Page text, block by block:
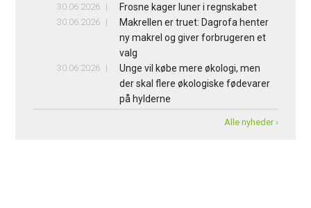
30.06.2026 Frosne kager luner i regnskabet
30.06.2026
Makrellen er truet: Dagrofa henter
ny makrel og giver forbrugeren et
valg
30.06.2026
Unge vil købe mere økologi, men
der skal flere økologiske fødevarer
på hylderne
Alle nyheder ›